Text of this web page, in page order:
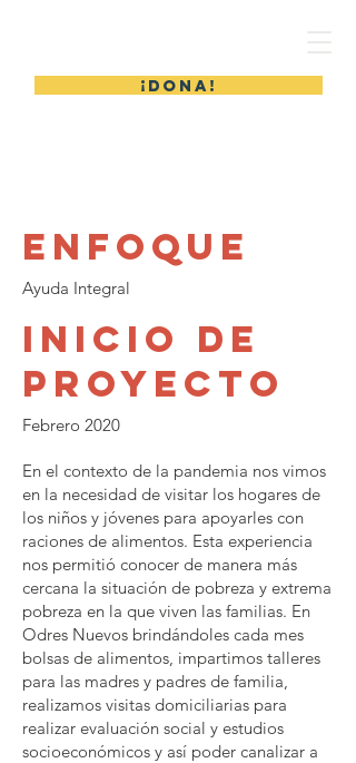
¡DONA!
Enfoque
Ayuda Integral
Inicio de
proyecto
Febrero 2020
En el contexto de la pandemia nos vimos
en la necesidad de visitar los hogares de
los niños y jóvenes para apoyarles con
raciones de alimentos. Esta experiencia
nos permitió conocer de manera más
cercana la situación de pobreza y extrema
pobreza en la que viven las familias. En
Odres Nuevos brindándoles cada mes
bolsas de alimentos, impartimos talleres
para las madres y padres de familia,
realizamos visitas domiciliarias para
realizar evaluación social y estudios
socioeconómicos y así poder canalizar a